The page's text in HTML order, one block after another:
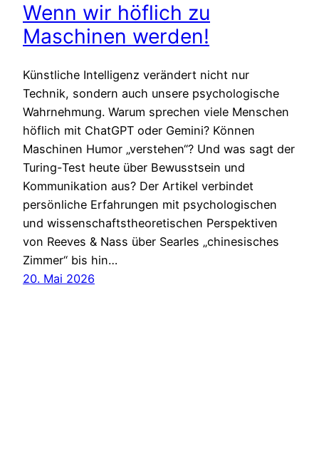
Wenn wir höflich zu
Maschinen werden!
Künstliche Intelligenz verändert nicht nur
Technik, sondern auch unsere psychologische
Wahrnehmung. Warum sprechen viele Menschen
höflich mit ChatGPT oder Gemini? Können
Maschinen Humor „verstehen“? Und was sagt der
Turing-Test heute über Bewusstsein und
Kommunikation aus? Der Artikel verbindet
persönliche Erfahrungen mit psychologischen
und wissenschaftstheoretischen Perspektiven
von Reeves & Nass über Searles „chinesisches
Zimmer“ bis hin…
20. Mai 2026